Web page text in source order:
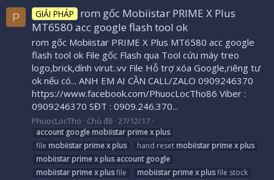
P GIẢI PHÁP
rom gốc Mobiistar PRIME X Plus
MT6580 acc google flash tool ok
rom gốc Mobiistar PRIME X Plus MT6580 acc google
flash tool ok File gốc Flash qua Tool cứu máy treo
logo,brick,dính virut..vv File Hỗ trợ xóa Google,riêng tư
ok nếu có... ANH EM AI CẦN CALL/ZALO 0909246370
https://www.facebook.com/PhuocLocTho86 Viber :
0909246370 SĐT : 0909.246.370...
PhuocLocTho Chủ đề 27/12/17
account google mobiistar primex plus
file mobiistar primex plus hand reset mobiistar primex plus
mobiistar primex plus account google
mobiistar primex plusfile mobiistar primex plusfile stock